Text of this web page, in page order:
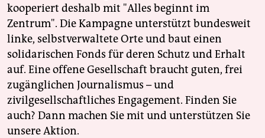
kooperiert deshalb mit "Alles beginnt im
Zentrum". Die Kampagne unterstützt bundesweit
linke, selbstverwaltete Orte und baut einen
solidarischen Fonds für deren Schutz und Erhalt
auf. Eine offene Gesellschaft braucht guten, frei
zugänglichen Journalismus – und
zivilgesellschaftliches Engagement. Finden Sie
auch? Dann machen Sie mit und unterstützen Sie
unsere Aktion.